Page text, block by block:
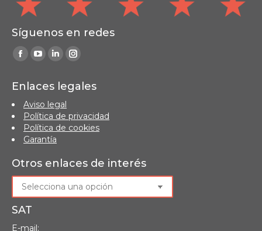
Síguenos en redes
Find us on:
Facebook
opens
in
new
window
YouTube
opens
in
new
window
Linkedin
opens
in
new
window
Instagram
opens
new
Enlaces legales
Aviso legal
Política de privacidad
Política de cookies
Garantía
Otros enlaces de interés
SAT
E-mail: